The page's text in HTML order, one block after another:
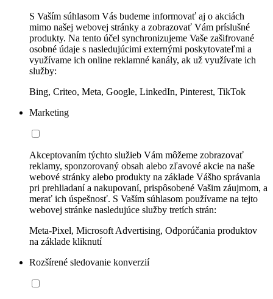
S Vaším súhlasom Vás budeme informovať aj o akciách
mimo našej webovej stránky a zobrazovať Vám príslušné
produkty. Na tento účel synchronizujeme Vaše zašifrované
osobné údaje s nasledujúcimi externými poskytovateľmi a
využívame ich online reklamné kanály, ak už využívate ich
služby:
Bing, Criteo, Meta, Google, LinkedIn, Pinterest, TikTok
Marketing
Akceptovaním týchto služieb Vám môžeme zobrazovať
reklamy, sponzorovaný obsah alebo zľavové akcie na naše
webové stránky alebo produkty na základe Vášho správania
pri prehliadaní a nakupovaní, prispôsobené Vašim záujmom, a
merať ich úspešnosť. S Vaším súhlasom používame na tejto
webovej stránke nasledujúce služby tretích strán:
Meta-Pixel, Microsoft Advertising, Odporúčania produktov
na základe kliknutí
Rozšírené sledovanie konverzií